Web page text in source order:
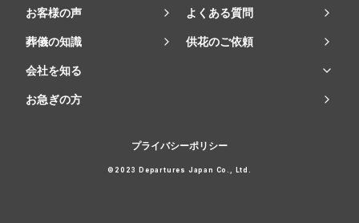
お客様の声 よくある質問
葬儀の知識 供花のご依頼
会社を知る
お急ぎの方
プライバシーポリシー
©2023 Departures Japan Co., Ltd.